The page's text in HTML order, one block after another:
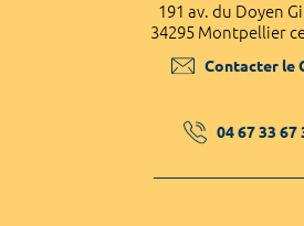
191 av. du Doyen
34295 Montpellier
Contacter le
04 67 33 67